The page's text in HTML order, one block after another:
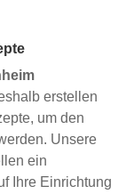
erstellen
um den
Unsere
ein
Ihre Einrichtung